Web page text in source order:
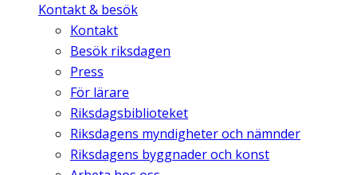
Kontakt & besök
Kontakt
Besök riksdagen
Press
För lärare
Riksdagsbiblioteket
Riksdagens myndigheter och nämnder
Riksdagens byggnader och konst